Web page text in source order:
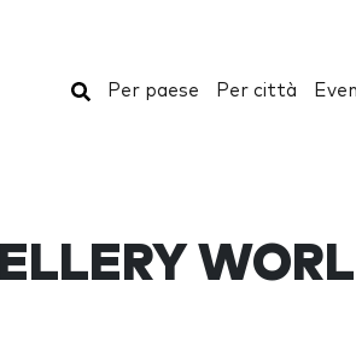
Cerca
Per paese Per città